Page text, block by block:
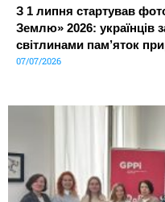
З 1 липня стартував
Землю» 2026: українців
світлинами пам’яток
07/07/2026